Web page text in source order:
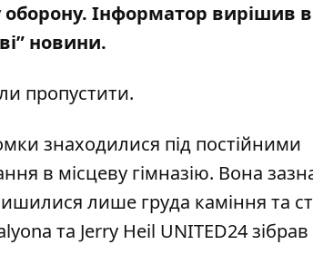
Інформатор вирішив
новини.
пропустити.
знаходилися під постійними
в місцеву гімназію. Вона
лише груда каміння та
та Jerry Heil UNITED24